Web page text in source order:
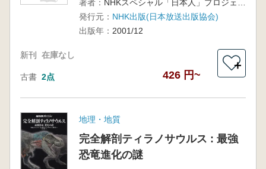
著者：
発行元： NHK出版(日本放送出版協会)
出版年： 2001/12
新刊 在庫なし
古書 2点 426 円~
＋
地理・地質
完全解剖ティラノサウルス : 最強
恐竜進化の謎